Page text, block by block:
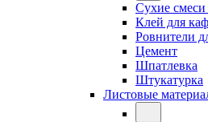
Сухие смеси
Клей для
Ровнители
Цемент
Шпатлевка
Штукатурка
Листовые